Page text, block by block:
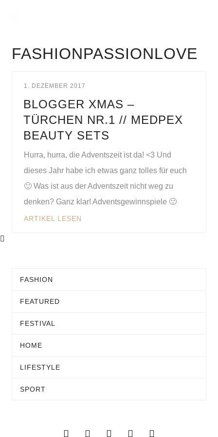
FASHIONPASSIONLOVE
1. DEZEMBER 2017
BLOGGER XMAS –
TÜRCHEN NR.1 // MEDPEX
BEAUTY SETS
Hurra, hurra, die Adventszeit ist da! <3 Und
dieses Jahr habe ich etwas ganz tolles für euch
🙂 Was ist aus der Adventszeit nicht weg zu
denken? Ganz klar! Adventsgewinnspiele 🙂
ARTIKEL LESEN
FASHION
FEATURED
FESTIVAL
HOME
LIFESTYLE
SPORT